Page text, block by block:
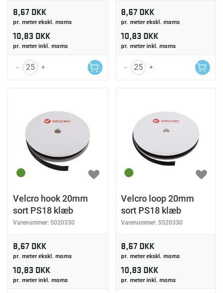
8,67 DKK
pr. meter ekskl. moms
10,83 DKK
pr. meter inkl. moms
- +
8,67 DKK
pr. meter ekskl. moms
10,83 DKK
pr. meter inkl. moms
- +
Velcro hook 20mm
sort PS18 klæb
Varenummer: 5020330
8,67 DKK
pr. meter ekskl. moms
10,83 DKK
pr. meter inkl. moms
Velcro loop 20mm
sort PS18 klæb
Varenummer: 5520330
8,67 DKK
pr. meter ekskl. moms
10,83 DKK
pr. meter inkl. moms